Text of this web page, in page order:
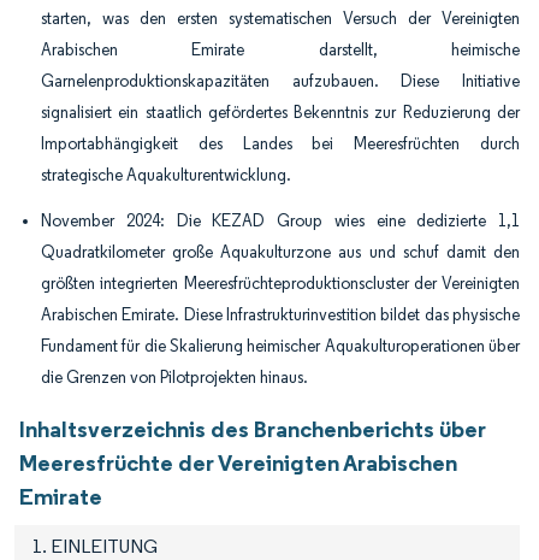
starten, was den ersten systematischen Versuch der Vereinigten
Arabischen Emirate darstellt, heimische
Garnelenproduktionskapazitäten aufzubauen. Diese Initiative
signalisiert ein staatlich gefördertes Bekenntnis zur Reduzierung der
Importabhängigkeit des Landes bei Meeresfrüchten durch
strategische Aquakulturentwicklung.
November 2024: Die KEZAD Group wies eine dedizierte 1,1
Quadratkilometer große Aquakulturzone aus und schuf damit den
größten integrierten Meeresfrüchteproduktionscluster der Vereinigten
Arabischen Emirate. Diese Infrastrukturinvestition bildet das physische
Fundament für die Skalierung heimischer Aquakulturoperationen über
die Grenzen von Pilotprojekten hinaus.
Inhaltsverzeichnis des Branchenberichts über
Meeresfrüchte der Vereinigten Arabischen
Emirate
1. EINLEITUNG